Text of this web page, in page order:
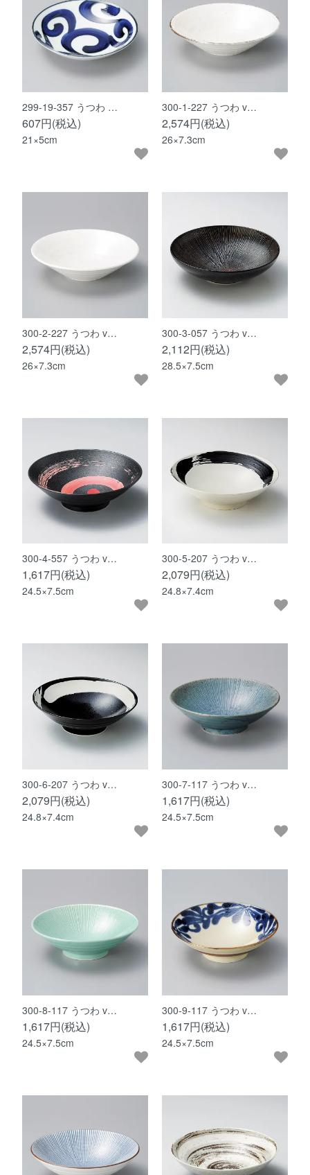
299-19-357 うつわ …
607円(税込)
21×5cm
300-1-227 うつわ v…
2,574円(税込)
26×7.3cm
300-2-227 うつわ v…
2,574円(税込)
26×7.3cm
300-3-057 うつわ v…
2,112円(税込)
28.5×7.5cm
300-4-557 うつわ v…
1,617円(税込)
24.5×7.5cm
300-5-207 うつわ v…
2,079円(税込)
24.8×7.4cm
300-6-207 うつわ v…
2,079円(税込)
24.8×7.4cm
300-7-117 うつわ v…
1,617円(税込)
24.5×7.5cm
300-8-117 うつわ v…
1,617円(税込)
24.5×7.5cm
300-9-117 うつわ v…
1,617円(税込)
24.5×7.5cm